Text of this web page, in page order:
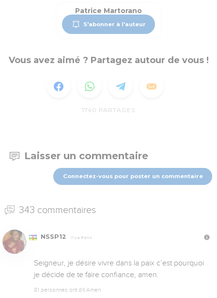
Patrice Martorano
S'abonner à l'auteur
Vous avez aimé ? Partagez autour de vous !
1740 PARTAGES
Laisser un commentaire
Connectez-vous pour poster un commentaire
343 commentaires
NSSP12 Il y a 9 ans
Seigneur, je désire vivre dans la paix c’est pourquoi
je décide de te faire confiance, amen.
81 personnes ont dit Amen